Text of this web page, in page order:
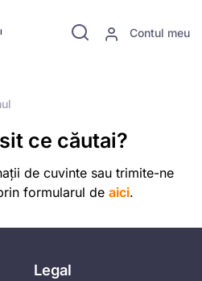
Contul meu
ce căutai?
de cuvinte sau trimite-ne
formularul de aici.
Legal